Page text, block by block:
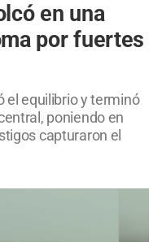
en una
por fuertes
el equilibrio y terminó
poniendo en
capturaron el